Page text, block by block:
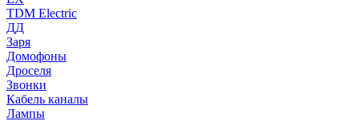
TDM Electric
ДД
Заря
Домофоны
Дроселя
Звонки
Кабель каналы
Лампы